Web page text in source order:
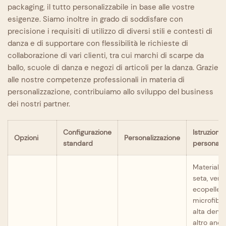
packaging, il tutto personalizzabile in base alle vostre
esigenze. Siamo inoltre in grado di soddisfare con
precisione i requisiti di utilizzo di diversi stili e contesti di
danza e di supportare con flessibilità le richieste di
collaborazione di vari clienti, tra cui marchi di scarpe da
ballo, scuole di danza e negozi di articoli per la danza. Grazie
alle nostre competenze professionali in materia di
personalizzazione, contribuiamo allo sviluppo del business
dei nostri partner.
Opzioni
Configurazione
standard
Personalizzazione
Istruzioni
Materiali:
seta, vera
ecopelle,
alta
altro